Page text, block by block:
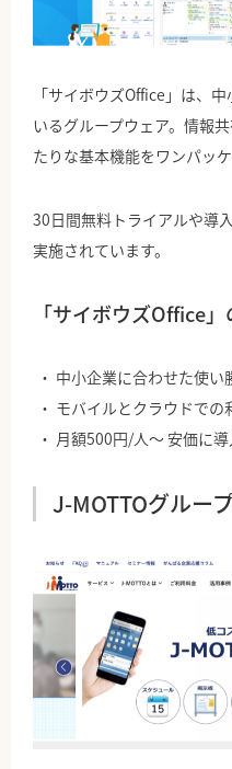
「サイボウズOffice」は、
いるグループウェア。情報
たりな基本機能をワンパッ
30日間無料トライアルや導
実施されています。
「サイボウズOffice
中小企業に合わせた使い
モバイルとクラウドでの
月額500円/人〜 安価に導
J-MOTTOグルー